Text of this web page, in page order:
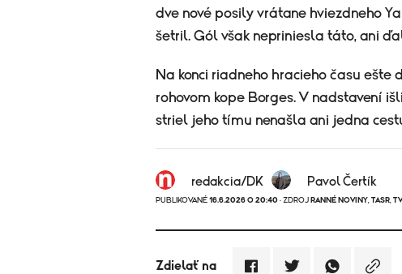
dve nové posily vrátane hviezdneho
šetril. Gól však nepriniesla táto, ani
Na konci riadneho hracieho času ešte
rohovom kope Borges. V nadstavení
striel jeho tímu nenašla ani jedna
redakcia/DK Pavol Čertík
PUBLIKOVANÉ 16.6.2026 O 20:40 · ZDROJ RANNÉ NOVINY, TASR,
Zdielať na